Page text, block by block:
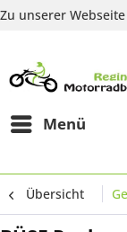
Zu unserer
Menü
Übersicht